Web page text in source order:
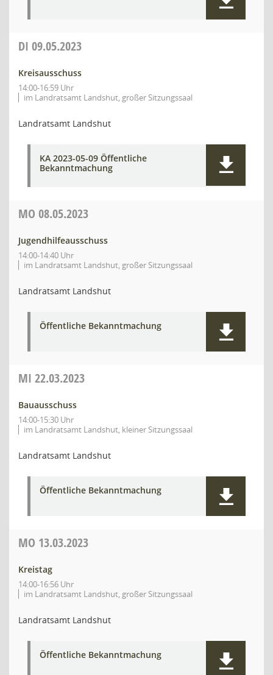
DI 09.05.2023
Kreisausschuss
14:00-16:59 Uhr
im Landratsamt Landshut, großer Sitzungssaal
Landratsamt Landshut
KA 2023-05-09 Öffentliche
Bekanntmachung
MO 08.05.2023
Jugendhilfeausschuss
14:00-14:40 Uhr
im Landratsamt Landshut, großer Sitzungssaal
Landratsamt Landshut
Öffentliche Bekanntmachung
MI 22.03.2023
Bauausschuss
14:00-15:30 Uhr
im Landratsamt Landshut, kleiner Sitzungssaal
Landratsamt Landshut
Öffentliche Bekanntmachung
MO 13.03.2023
Kreistag
14:00-16:56 Uhr
im Landratsamt Landshut, großer Sitzungssaal
Landratsamt Landshut
Öffentliche Bekanntmachung